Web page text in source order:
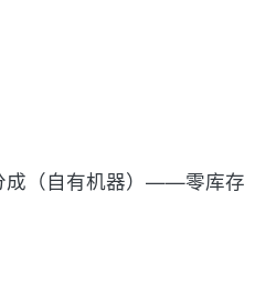
成（自有机器）——零库存